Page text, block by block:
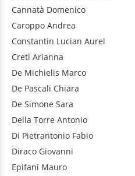
Cannatà Domenico
Caroppo Andrea
Constantin Lucian Aurel
Cretì Arianna
De Michielis Marco
De Pascali Chiara
De Simone Sara
Della Torre Antonio
Di Pietrantonio Fabio
Diraco Giovanni
Epifani Mauro